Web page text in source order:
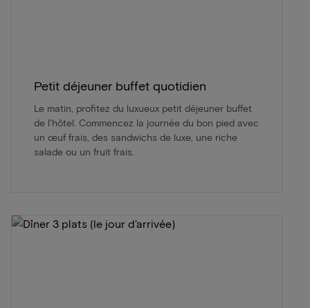
Petit déjeuner buffet quotidien
Le matin, profitez du luxueux petit déjeuner buffet
de l'hôtel. Commencez la journée du bon pied avec
un œuf frais, des sandwichs de luxe, une riche
salade ou un fruit frais.